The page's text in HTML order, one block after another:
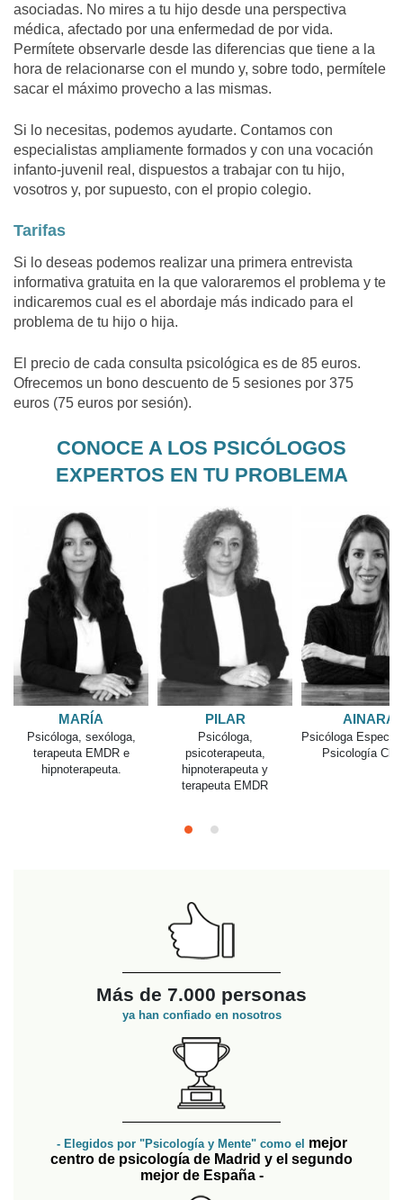
asociadas. No mires a tu hijo desde una perspectiva
médica, afectado por una enfermedad de por vida.
Permítete observarle desde las diferencias que tiene a la
hora de relacionarse con el mundo y, sobre todo, permítele
sacar el máximo provecho a las mismas.
Si lo necesitas, podemos ayudarte. Contamos con
especialistas ampliamente formados y con una vocación
infanto-juvenil real, dispuestos a trabajar con tu hijo,
vosotros y, por supuesto, con el propio colegio.
Tarifas
Si lo deseas podemos realizar una primera entrevista
informativa gratuita en la que valoraremos el problema y te
indicaremos cual es el abordaje más indicado para el
problema de tu hijo o hija.
El precio de cada consulta psicológica es de 85 euros.
Ofrecemos un bono descuento de 5 sesiones por 375
euros (75 euros por sesión).
CONOCE A LOS PSICÓLOGOS
EXPERTOS EN TU PROBLEMA
MARÍA
Psicóloga, sexóloga,
terapeuta EMDR e
hipnoterapeuta.
PILAR
Psicóloga,
psicoterapeuta,
hipnoterapeuta y
terapeuta EMDR
AINARA
Psicóloga
Psicología
Más de 7.000 personas
ya han confiado en nosotros
- Elegidos por "Psicología y Mente" como el mejor
centro de psicología de Madrid y el segundo
mejor de España -